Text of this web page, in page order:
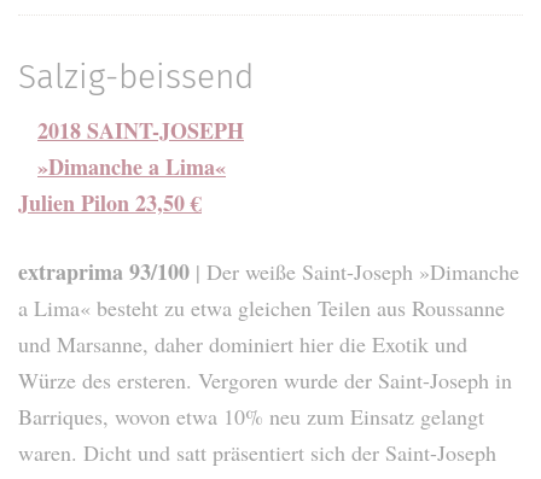
Salzig-beissend
2018 SAINT-JOSEPH
»Dimanche a Lima«
Julien Pilon 23,50 €
extraprima 93/100 | Der weiße Saint-Joseph »Dimanche
a Lima« besteht zu etwa gleichen Teilen aus Roussanne
und Marsanne, daher dominiert hier die Exotik und
Würze des ersteren. Vergoren wurde der Saint-Joseph in
Barriques, wovon etwa 10% neu zum Einsatz gelangt
waren. Dicht und satt präsentiert sich der Saint-Joseph